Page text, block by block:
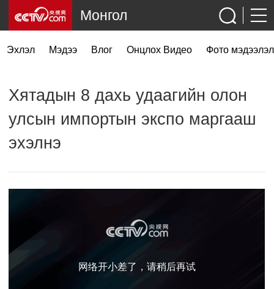
Эхлэл Мэдээ Влог Онцлох Видео Фото мэдээлэл
Монгол
Хятадын 8 дахь удаагийн олон
улсын импортын экспо маргааш
эхэлнэ
网络开小差了，请稍后再试